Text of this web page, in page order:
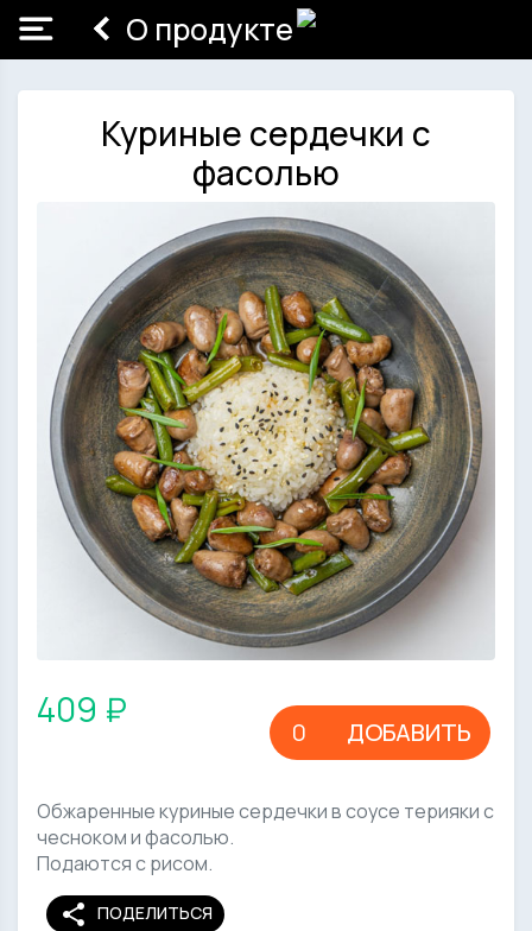
О продукте
Куриные сердечки с
фасолью
409 ₽
ДОБАВИТЬ
Обжаренные куриные сердечки в соусе терияки с
чесноком и фасолью.
Подаются с рисом.
share ПОДЕЛИТЬСЯ